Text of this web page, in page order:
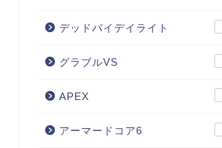
デッドバイデイライト
グラブルVS
APEX
アーマードコア6